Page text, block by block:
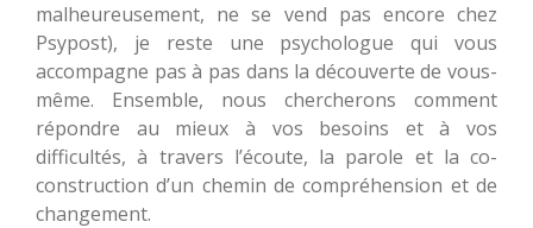
malheureusement, ne se vend pas encore chez
Psypost), je reste une psychologue qui vous
accompagne pas à pas dans la découverte de vous-
même. Ensemble, nous chercherons comment
répondre au mieux à vos besoins et à vos
difficultés, à travers l’écoute, la parole et la co-
construction d’un chemin de compréhension et de
changement.